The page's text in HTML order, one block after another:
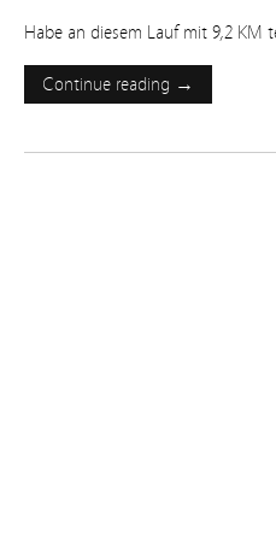
Habe an diesem Lauf mit 9,2 KM
Continue reading →